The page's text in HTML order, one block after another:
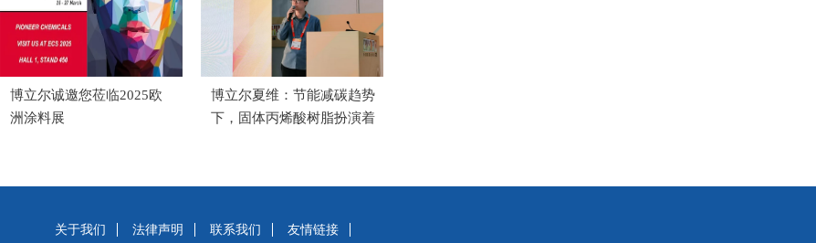
博立尔诚邀您莅临2025欧
洲涂料展
博立尔夏维：节能减碳趋势
下，固体丙烯酸树脂扮演着
关于我们 法律声明 联系我们 友情链接